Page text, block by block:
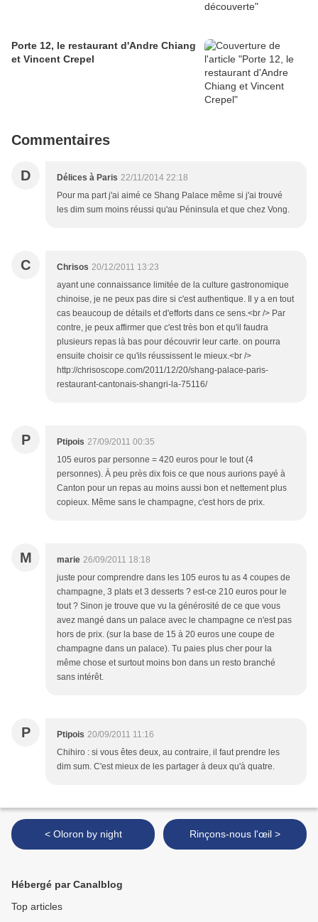
Porte 12, le restaurant d'Andre Chiang
et Vincent Crepel
Commentaires
D Délices à Paris 22/11/2014 22:18
Pour ma part j'ai aimé ce Shang Palace même si j'ai trouvé
les dim sum moins réussi qu'au Péninsula et que chez Vong.
C Chrisos 20/12/2011 13:23
ayant une connaissance limitée de la culture gastronomique
chinoise, je ne peux pas dire si c'est authentique. Il y a en tout
cas beaucoup de détails et d'efforts dans ce sens.<br /> Par
contre, je peux affirmer que c'est très bon et qu'il faudra
plusieurs repas là bas pour découvrir leur carte. on pourra
ensuite choisir ce qu'ils réussissent le mieux.<br />
http://chrisoscope.com/2011/12/20/shang-palace-paris-
restaurant-cantonais-shangri-la-75116/
P Ptipois 27/09/2011 00:35
105 euros par personne = 420 euros pour le tout (4
personnes). À peu près dix fois ce que nous aurions payé à
Canton pour un repas au moins aussi bon et nettement plus
copieux. Même sans le champagne, c'est hors de prix.
M marie 26/09/2011 18:18
juste pour comprendre dans les 105 euros tu as 4 coupes de
champagne, 3 plats et 3 desserts ? est-ce 210 euros pour le
tout ? Sinon je trouve que vu la générosité de ce que vous
avez mangé dans un palace avec le champagne ce n'est pas
hors de prix. (sur la base de 15 à 20 euros une coupe de
champagne dans un palace). Tu paies plus cher pour la
même chose et surtout moins bon dans un resto branché
sans intérêt.
P Ptipois 20/09/2011 11:16
Chihiro : si vous êtes deux, au contraire, il faut prendre les
dim sum. C'est mieux de les partager à deux qu'à quatre.
< Oloron by night Rinçons-nous l'œil >
Hébergé par Canalblog
Top articles